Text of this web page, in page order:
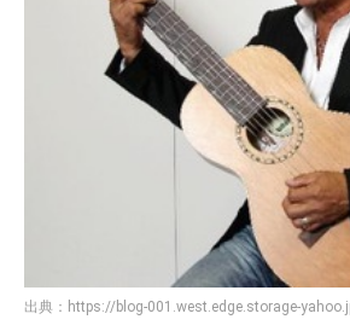
出典： https://blog-001.west.edge.storage-